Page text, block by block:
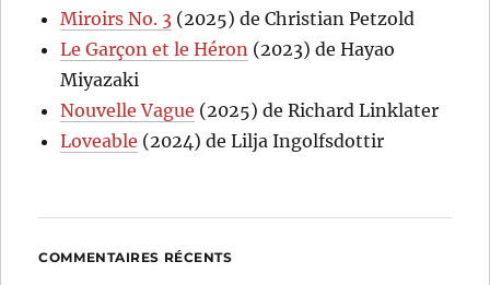
Miroirs No. 3 (2025) de Christian Petzold
Le Garçon et le Héron (2023) de Hayao
Miyazaki
Nouvelle Vague (2025) de Richard Linklater
Loveable (2024) de Lilja Ingolfsdottir
COMMENTAIRES RÉCENTS